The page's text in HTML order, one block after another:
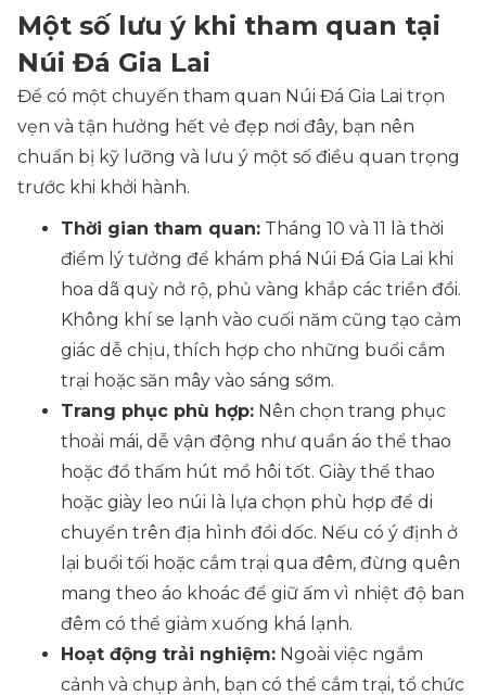
Một số lưu ý khi tham quan tại
Núi Đá Gia Lai
Để có một chuyến tham quan Núi Đá Gia Lai trọn
vẹn và tận hưởng hết vẻ đẹp nơi đây, bạn nên
chuẩn bị kỹ lưỡng và lưu ý một số điều quan trọng
trước khi khởi hành.
Thời gian tham quan: Tháng 10 và 11 là thời
điểm lý tưởng để khám phá Núi Đá Gia Lai khi
hoa dã quỳ nở rộ, phủ vàng khắp các triền đồi.
Không khí se lạnh vào cuối năm cũng tạo cảm
giác dễ chịu, thích hợp cho những buổi cắm
trại hoặc săn mây vào sáng sớm.
Trang phục phù hợp: Nên chọn trang phục
thoải mái, dễ vận động như quần áo thể thao
hoặc đồ thấm hút mồ hôi tốt. Giày thể thao
hoặc giày leo núi là lựa chọn phù hợp để di
chuyển trên địa hình đồi dốc. Nếu có ý định ở
lại buổi tối hoặc cắm trại qua đêm, đừng quên
mang theo áo khoác để giữ ấm vì nhiệt độ ban
đêm có thể giảm xuống khá lạnh.
Hoạt động trải nghiệm: Ngoài việc ngắm
cảnh và chụp ảnh, bạn có thể cắm trại, tổ chức